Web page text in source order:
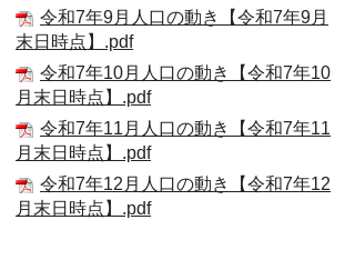
令和7年9月人口の動き【令和7年9月
末日時点】.pdf
令和7年10月人口の動き【令和7年10
月末日時点】.pdf
令和7年11月人口の動き【令和7年11
月末日時点】.pdf
令和7年12月人口の動き【令和7年12
月末日時点】.pdf